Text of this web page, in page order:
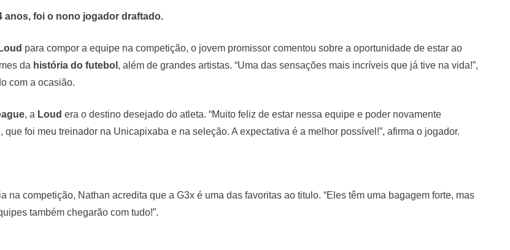
anos, foi o nono jogador draftado.
Loud para compor a equipe na competição, o jovem promissor comentou sobre a oportunidade de estar ao
da história do futebol , além de grandes artistas. “Uma das sensações mais incríveis que já tive na vida!”,
com a ocasião.
, a Loud era o destino desejado do atleta. “Muito feliz de estar nessa equipe e poder novamente
, que foi meu treinador na Unicapixaba e na seleção. A expectativa é a melhor possível!”, afirma o jogador.
na competição, Nathan acredita que a G3x é uma das favoritas ao titulo. “Eles têm uma bagagem forte, mas
também chegarão com tudo!”.